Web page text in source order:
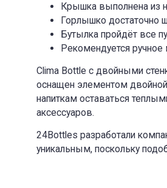
Крышка выполнена из
Горлышко достаточно
Бутылка пройдёт все
Рекомендуется
Clima Bottle с двойными
оснащен элементом двойной
напиткам оставаться
аксессуаров.
24Bottles разработали
уникальным, поскольку